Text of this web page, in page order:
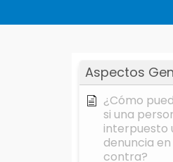
Aspectos
¿Cómo
si una
interpuesto
denuncia
contra?